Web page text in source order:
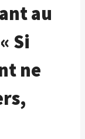
au
Si
ne